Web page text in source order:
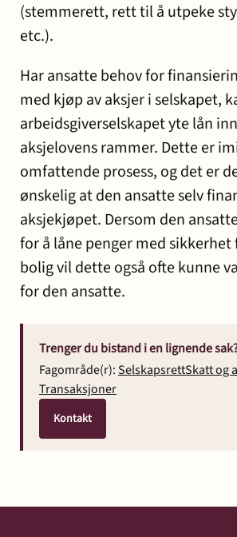
(stemmerett, rett til å utpeke
etc.).
Har ansatte behov for
med kjøp av aksjer i selskapet,
arbeidsgiverselskapet yte lån
aksjelovens rammer. Dette er
omfattende prosess, og det er
ønskelig at den ansatte selv
aksjekjøpet. Dersom den
for å låne penger med sikkerhet
bolig vil dette også ofte kunne
for den ansatte.
Trenger du bistand i en lignende
Fagområde(r):SelskapsrettSkatt og
Transaksjoner
Kontakt